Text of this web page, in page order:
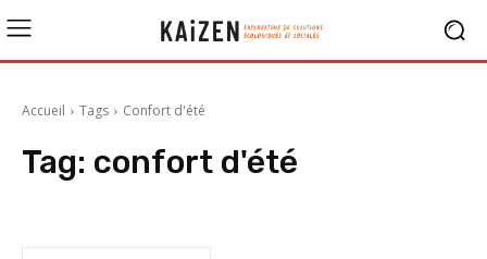
Accueil Tags Confort d'été
Tag: confort d'été